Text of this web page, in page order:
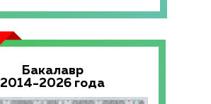
Бакалавр
2014-2026 года